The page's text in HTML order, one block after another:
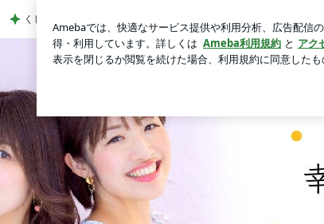
| YUKA＆れいたまオフィシャルブログ「究極の自愛
くじで当たったカブトムシの幼虫